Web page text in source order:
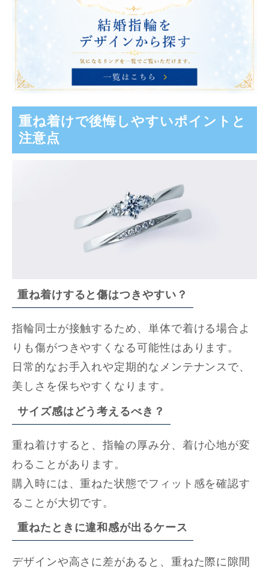
重ね着けで後悔しやすいポイントと
注意点
重ね着けすると傷はつきやすい？
指輪同士が接触するため、単体で着ける場合よ
りも傷がつきやすくなる可能性はあります。
日常的なお手入れや定期的なメンテナンスで、
美しさを保ちやすくなります。
サイズ感はどう考えるべき？
重ね着けすると、指輪の厚み分、着け心地が変
わることがあります。
購入時には、重ねた状態でフィット感を確認す
ることが大切です。
重ねたときに違和感が出るケース
デザインや高さに差があると、重ねた際に隙間